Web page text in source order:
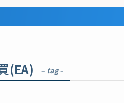
(EA) – tag –